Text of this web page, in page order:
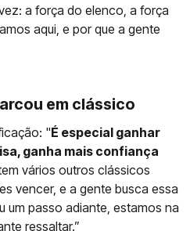
a força do elenco, a força
aqui, e por que a gente
em clássico
"É especial ganhar
ganha mais confiança
vários outros clássicos
vencer, e a gente busca essa
um passo adiante, estamos na
ressaltar.”